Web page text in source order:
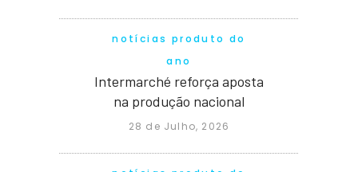
notícias produto do
ano
Intermarché reforça aposta
na produção nacional
28 de Julho, 2026